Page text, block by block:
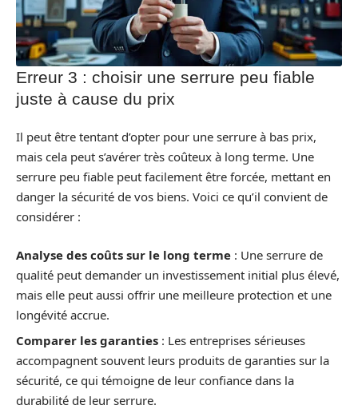
Erreur 3 : choisir une serrure peu fiable
juste à cause du prix
Il peut être tentant d’opter pour une serrure à bas prix,
mais cela peut s’avérer très coûteux à long terme. Une
serrure peu fiable peut facilement être forcée, mettant en
danger la sécurité de vos biens. Voici ce qu’il convient de
considérer :
Analyse des coûts sur le long terme : Une serrure de
qualité peut demander un investissement initial plus élevé,
mais elle peut aussi offrir une meilleure protection et une
longévité accrue.
Comparer les garanties : Les entreprises sérieuses
accompagnent souvent leurs produits de garanties sur la
sécurité, ce qui témoigne de leur confiance dans la
durabilité de leur serrure.